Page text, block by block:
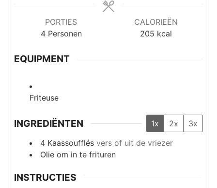
PORTIES
4 Personen
CALORIEËN
205 kcal
EQUIPMENT
Friteuse
INGREDIËNTEN 1x 2x
3x
4 Kaassoufflés vers of uit de vriezer
Olie om in te frituren
INSTRUCTIES